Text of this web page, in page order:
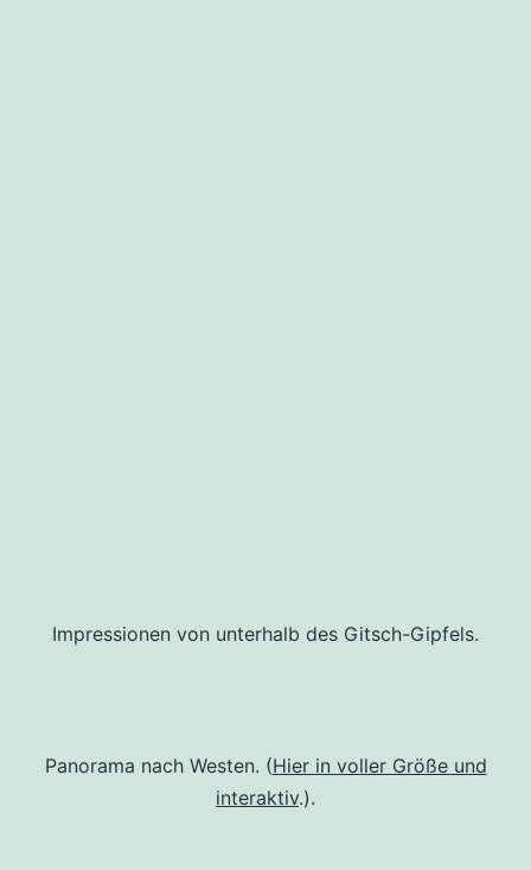
Impressionen von unterhalb des Gitsch-Gipfels.
Panorama nach Westen. (Hier in voller Größe und
interaktiv.).